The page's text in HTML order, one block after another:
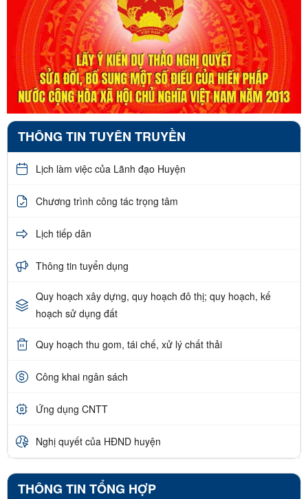
THÔNG TIN TUYÊN TRUYỀN
Lịch làm việc của Lãnh đạo Huyện
Chương trình công tác trọng tâm
Lịch tiếp dân
Thông tin tuyển dụng
Quy hoạch xây dựng, quy hoạch đô thị; quy hoạch, kế
hoạch sử dụng đất
Quy hoạch thu gom, tái chế, xử lý chất thải
Công khai ngân sách
Ứng dụng CNTT
Nghị quyết của HĐND huyện
THÔNG TIN TỔNG HỢP